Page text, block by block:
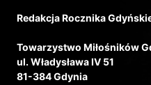
Redakcja Rocznika
Towarzystwo Miłośników
ul. Władysława IV 51
81-384 Gdynia